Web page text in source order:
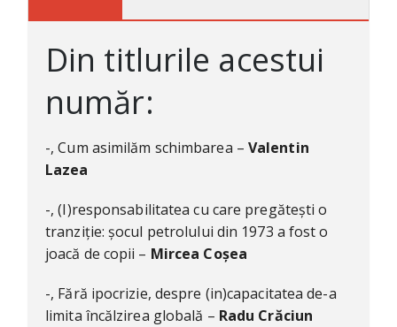
2021
Din titlurile acestui
număr:
-, Cum asimilăm schimbarea – Valentin
Lazea
-, (I)responsabilitatea cu care pregătești o
tranziție: șocul petrolului din 1973 a fost o
joacă de copii – Mircea Coșea
-, Fără ipocrizie, despre (in)capacitatea de-a
limita încălzirea globală – Radu Crăciun